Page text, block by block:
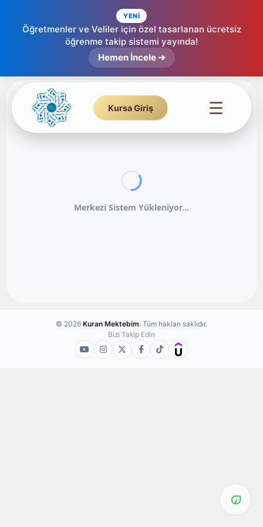
YENİ
Öğretmenler ve Veliler için özel tasarlanan ücretsiz
öğrenme takip sistemi yayında!
Hemen İncele ➔
Kursa Giriş ☰
Merkezi Sistem Yükleniyor...
© 2026 Kuran Mektebim. Tüm hakları saklıdır.
Bizi Takip Edin